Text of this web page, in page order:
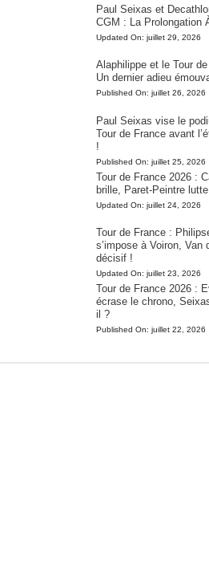
Paul Seixas et
CGM : La Prolongation
Updated On: juillet 29, 2026
Alaphilippe et le Tour
Un dernier adieu
Published On: juillet 26, 2026
Paul Seixas vise le
Tour de France avant
!
Published On: juillet 25, 2026
Tour de France 2026 :
brille, Paret-Peintre
Updated On: juillet 24, 2026
Tour de France :
s’impose à Voiron, Van
décisif !
Updated On: juillet 23, 2026
Tour de France 2026 :
écrase le chrono,
il ?
Published On: juillet 22, 2026